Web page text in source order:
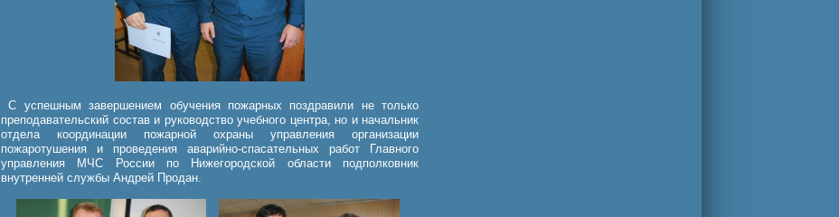
С успешным завершением обучения пожарных поздравили не только
преподавательский состав и руководство учебного центра, но и начальник
отдела координации пожарной охраны управления организации
пожаротушения и проведения аварийно-спасательных работ Главного
управления МЧС России по Нижегородской области подполковник
внутренней службы Андрей Продан.